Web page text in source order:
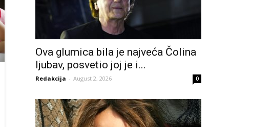
Ova glumica bila je najveća Čolina
ljubav, posvetio joj je i...
Redakcija - August 2, 2026 0